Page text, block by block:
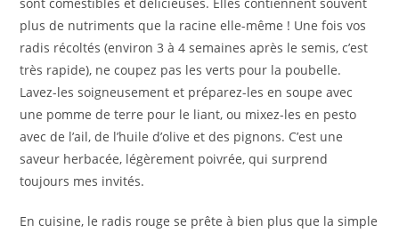
plus de nutriments que la racine elle-même ! Une fois vos
radis récoltés (environ 3 à 4 semaines après le semis, c’est
très rapide), ne coupez pas les verts pour la poubelle.
Lavez-les soigneusement et préparez-les en soupe avec
une pomme de terre pour le liant, ou mixez-les en pesto
avec de l’ail, de l’huile d’olive et des pignons. C’est une
saveur herbacée, légèrement poivrée, qui surprend
toujours mes invités.
En cuisine, le radis rouge se prête à bien plus que la simple